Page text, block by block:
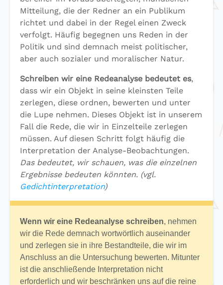
Mitteilung, die der Redner an ein Publikum
richtet und dabei in der Regel einen Zweck
verfolgt. Häufig begegnen uns Reden in der
Politik und sind demnach meist politischer,
aber auch sozialer und moralischer Natur.
Schreiben wir eine Redeanalyse bedeutet es,
dass wir ein Objekt in seine kleinsten Teile
zerlegen, diese ordnen, bewerten und unter
die Lupe nehmen. Dieses Objekt ist in unserem
Fall die Rede, die wir in Einzelteile zerlegen
müssen. Auf diesen Schritt folgt häufig die
Interpretation der Analyse-Beobachtungen.
Das bedeutet, wir schauen, was die einzelnen
Ergebnisse bedeuten könnten. (vgl.
Gedichtinterpretation)
Wenn wir eine Redeanalyse schreiben, nehmen
wir die Rede demnach wortwörtlich auseinander
und zerlegen sie in ihre Bestandteile, die wir im
Anschluss an die Untersuchung bewerten. Mitunter
ist die anschließende Interpretation nicht
erforderlich und wir beschränken uns auf die reine